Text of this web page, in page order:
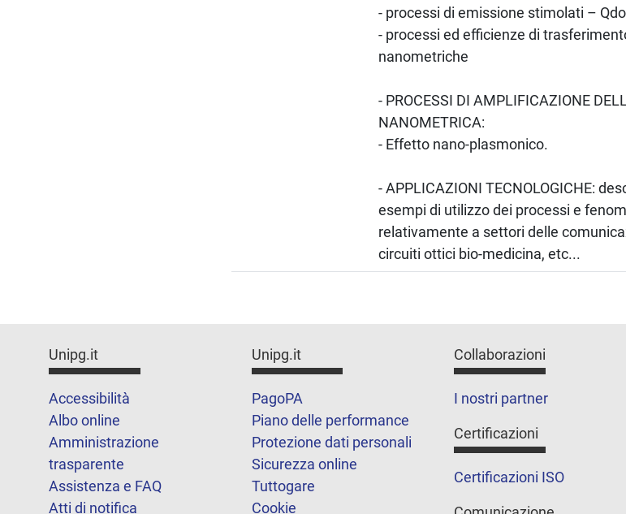
- processi di emissione stimolati –
- processi ed efficienze di
nanometriche
- PROCESSI DI AMPLIFICAZIONE
NANOMETRICA:
- Effetto nano-plasmonico.
- APPLICAZIONI TECNOLOGICHE:
esempi di utilizzo dei processi e
relativamente a settori delle
circuiti ottici bio-medicina, etc...
Unipg.it
Accessibilità
Albo online
Amministrazione
trasparente
Assistenza e FAQ
Atti di notifica
Unipg.it
PagoPA
Piano delle performance
Protezione dati personali
Sicurezza online
Tuttogare
Cookie
Collaborazioni
I nostri partner
Certificazioni
Certificazioni ISO